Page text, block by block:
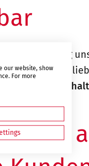
Erweiterung
für unsere
schwarze
–
our website, show
For more